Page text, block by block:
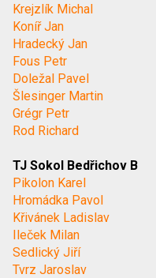
Krejzlík Michal
Koníř Jan
Hradecký Jan
Fous Petr
Doležal Pavel
Šlesinger Martin
Grégr Petr
Rod Richard
TJ Sokol Bedřichov B
Pikolon Karel
Hromádka Pavol
Křivánek Ladislav
Ileček Milan
Sedlický Jiří
Tvrz Jaroslav